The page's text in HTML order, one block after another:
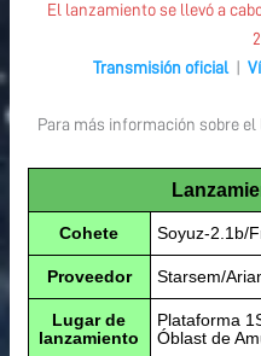
El lanzamiento se llevó a
Transmisión oficial
Para más información sobre
Cohete Soyuz-2.1b/
Proveedor Starsem/
Lugar de
lanzamiento
Plataforma
Óblast de